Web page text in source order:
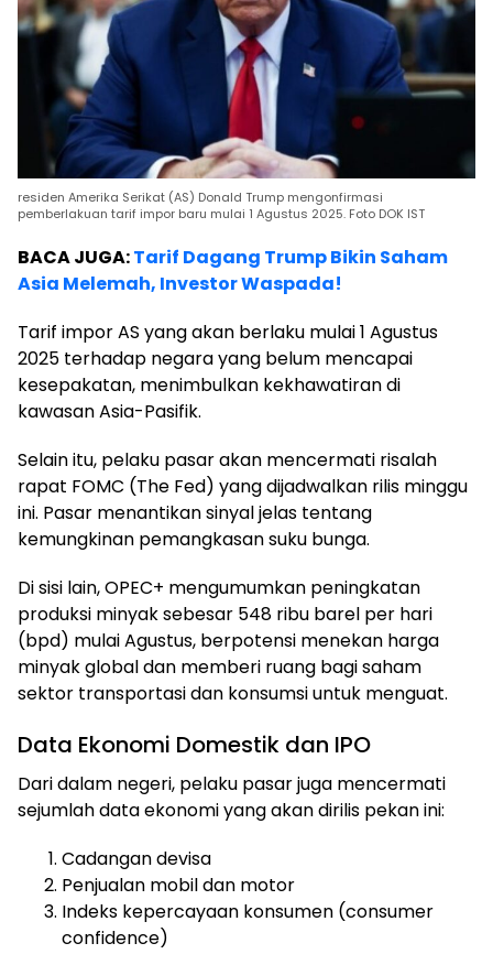
residen Amerika Serikat (AS) Donald Trump mengonfirmasi
pemberlakuan tarif impor baru mulai 1 Agustus 2025. Foto DOK IST
BACA JUGA:Tarif Dagang Trump Bikin Saham
Asia Melemah, Investor Waspada!
Tarif impor AS yang akan berlaku mulai 1 Agustus
2025 terhadap negara yang belum mencapai
kesepakatan, menimbulkan kekhawatiran di
kawasan Asia-Pasifik.
Selain itu, pelaku pasar akan mencermati risalah
rapat FOMC (The Fed) yang dijadwalkan rilis minggu
ini. Pasar menantikan sinyal jelas tentang
kemungkinan pemangkasan suku bunga.
Di sisi lain, OPEC+ mengumumkan peningkatan
produksi minyak sebesar 548 ribu barel per hari
(bpd) mulai Agustus, berpotensi menekan harga
minyak global dan memberi ruang bagi saham
sektor transportasi dan konsumsi untuk menguat.
Data Ekonomi Domestik dan IPO
Dari dalam negeri, pelaku pasar juga mencermati
sejumlah data ekonomi yang akan dirilis pekan ini:
Cadangan devisa
Penjualan mobil dan motor
Indeks kepercayaan konsumen (consumer
confidence)